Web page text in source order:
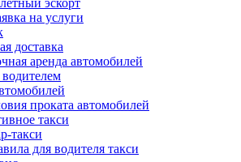
на услуги
доставка
аренда автомобилей
проката автомобилей
такси
такси
для водителя такси